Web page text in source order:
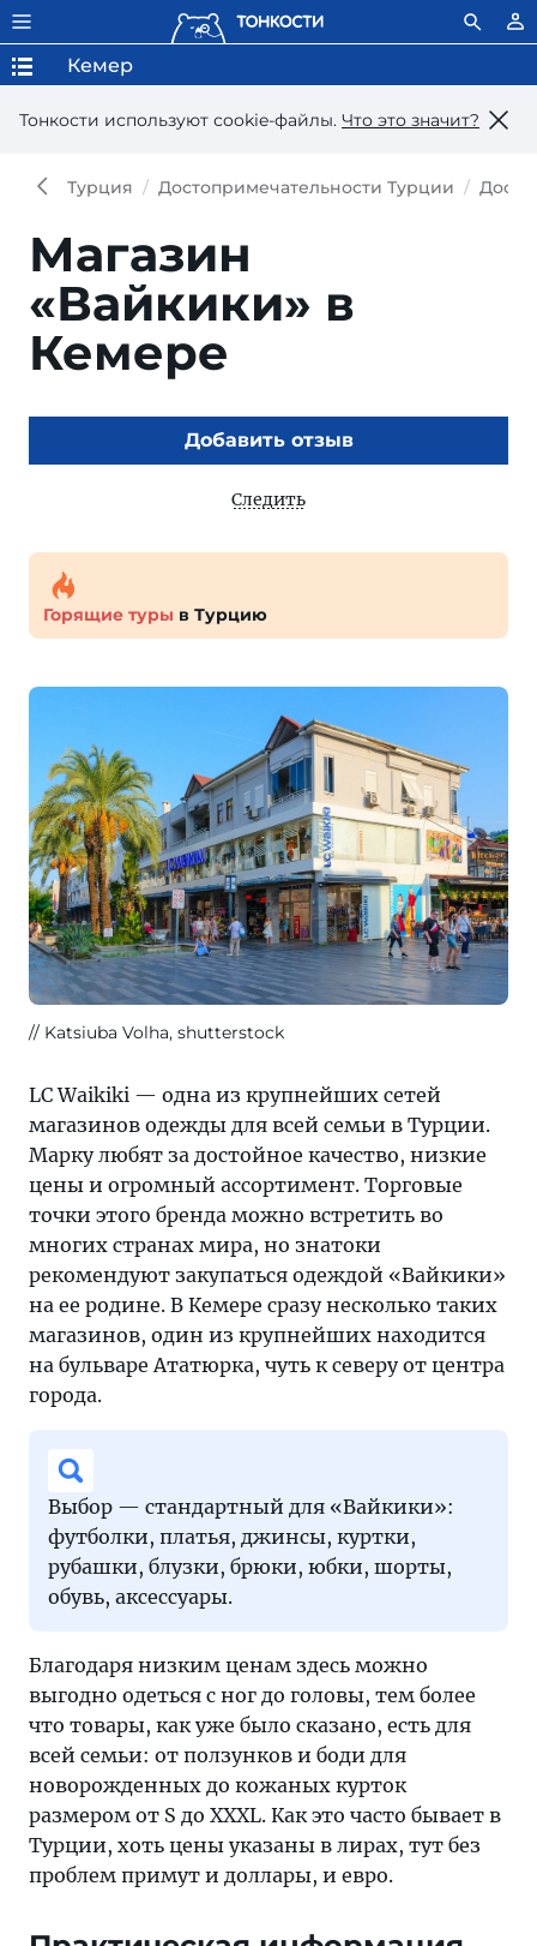
Тонкости используют сookie-файлы. Что это значит?
Кемер
Турция Достопримечательности Турции
Магазин
«Вайкики» в
Кемере
Добавить отзыв
Следить
Горящие туры в Турцию
Katsiuba Volha, shutterstock
LC Waikiki — одна из крупнейших сетей
магазинов одежды для всей семьи в Турции.
Марку любят за достойное качество, низкие
цены и огромный ассортимент. Торговые
точки этого бренда можно встретить во
многих странах мира, но знатоки
рекомендуют закупаться одеждой «Вайкики»
на ее родине. В Кемере сразу несколько таких
магазинов, один из крупнейших находится
на бульваре Ататюрка, чуть к северу от центра
города.
Выбор — стандартный для «Вайкики»:
футболки, платья, джинсы, куртки,
рубашки, блузки, брюки, юбки, шорты,
обувь, аксессуары.
Благодаря низким ценам здесь можно
выгодно одеться с ног до головы, тем более
что товары, как уже было сказано, есть для
всей семьи: от ползунков и боди для
новорожденных до кожаных курток
размером от S до XXXL. Как это часто бывает в
Турции, хоть цены указаны в лирах, тут без
проблем примут и доллары, и евро.